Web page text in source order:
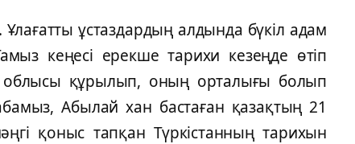
Ұлағатты ұстаздардың алдында бүкіл адам
кеңесі ерекше тарихи кезеңде өтіп
облысы құрылып, оның орталығы болып
Абылай хан бастаған қазақтың 21
қоныс тапқан Түркістанның тарихын